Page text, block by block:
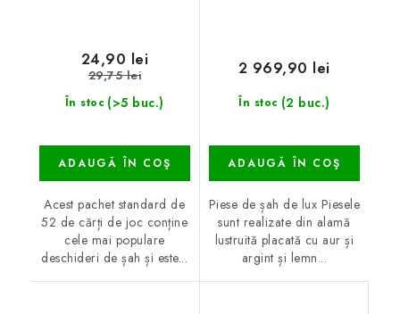
În stoc (>5 buc.)
24,90 lei
29,75 lei
ADAUGĂ ÎN COŞ
Acest pachet standard de
52 de cărți de joc conține
cele mai populare
deschideri de șah și este...
În stoc (2 buc.)
2 969,90 lei
ADAUGĂ ÎN COŞ
Piese de șah de lux Piesele
sunt realizate din alamă
lustruită placată cu aur și
argint și lemn...